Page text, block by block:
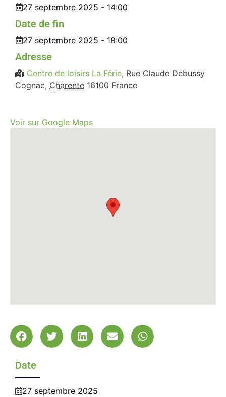
27 septembre 2025 - 14:00
Date de fin
27 septembre 2025 - 18:00
Adresse
Centre de loisirs La Férie, Rue Claude Debussy
Cognac, Charente 16100 France
Voir sur Google Maps
Date
27 septembre 2025